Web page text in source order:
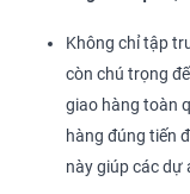
Không chỉ tập
còn chú trọng
giao hàng toàn
hàng đúng tiến
này giúp các dự